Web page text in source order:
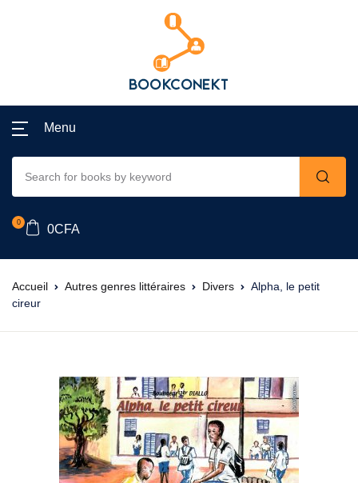
Menu
0
0CFA
Accueil Autres genres littéraires Divers
Alpha, le petit
cireur